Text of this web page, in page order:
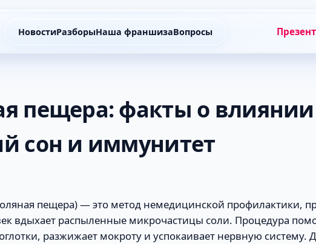
НовостиРазборыНаша франшизаВопросы
пещера: факты о
сон и иммунитет
пещера) — это метод немедицинской профилактики,
вдыхает распыленные микрочастицы соли. Процедура
разжижает мокроту и успокаивает нервную систему.